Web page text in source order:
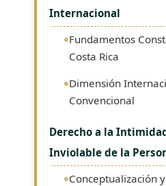
Internacional
Fundamentos
Costa Rica
Dimensión
Convencional
Derecho a la
Inviolable de la
Conceptualización